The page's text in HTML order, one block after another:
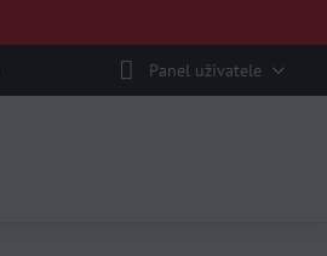
Panel uživatele